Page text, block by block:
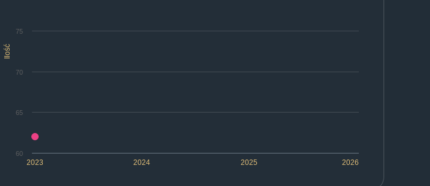
Ilość
2023 2024 2025 2026
60
65
70
75